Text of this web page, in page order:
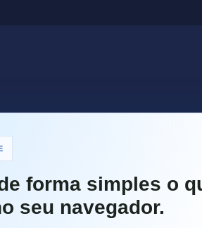
Online
pagamento
forma simples o
seu navegador.